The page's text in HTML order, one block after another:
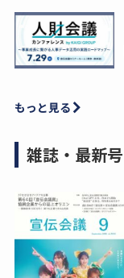
もっと見る
雑誌・最新号